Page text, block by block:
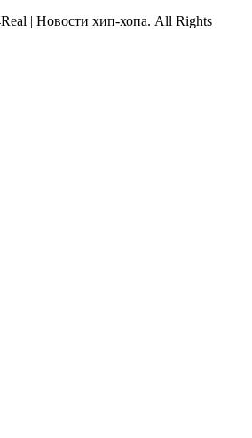
| Новости хип-хопа. All Rights